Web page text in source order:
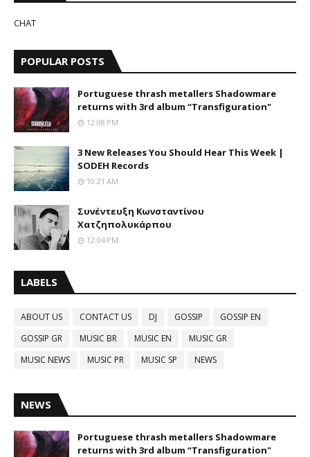
CHAT
POPULAR POSTS
Portuguese thrash metallers Shadowmare
returns with 3rd album “Transfiguration"
12:08 PM
3 New Releases You Should Hear This Week |
SODEH Records
10:21 AM
Συνέντευξη Κωνσταντίνου
Χατζηπολυκάρπου
12:04 PM
LABELS
ABOUT US CONTACT US DJ GOSSIP
GOSSIP EN
GOSSIP GR
MUSIC BR MUSIC EN
MUSIC GR
MUSIC NEWS
MUSIC PR MUSIC SP NEWS
NEWS
Portuguese thrash metallers Shadowmare
returns with 3rd album “Transfiguration"